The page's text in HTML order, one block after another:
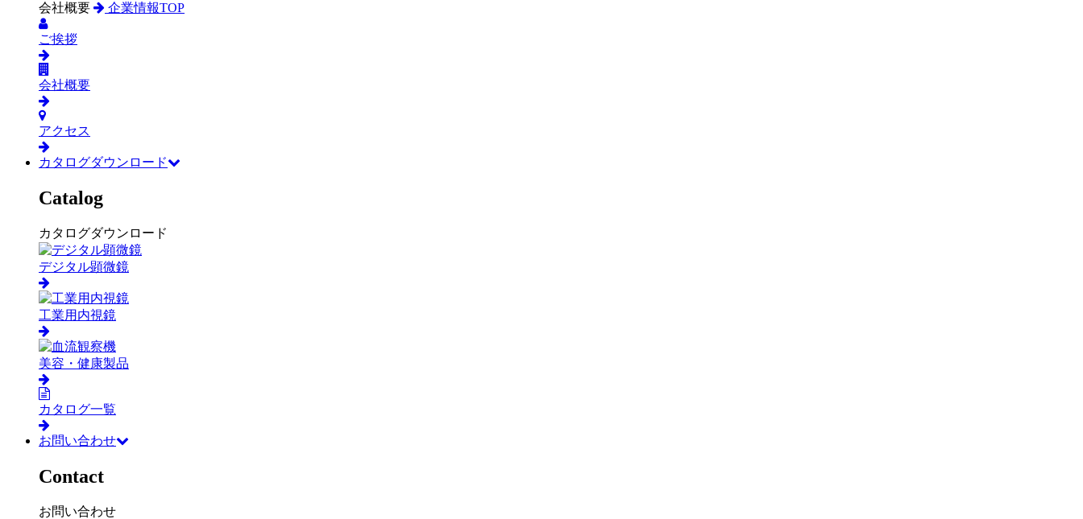
会社概要 企業情報TOP
ご挨拶
会社概要
アクセス
カタログダウンロード
Catalog
カタログダウンロード
デジタル顕微鏡
工業用内視鏡
美容・健康製品
カタログ一覧
お問い合わせ
Contact
お問い合わせ